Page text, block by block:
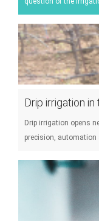
Drip irrigation in
Drip irrigation opens
precision, automation